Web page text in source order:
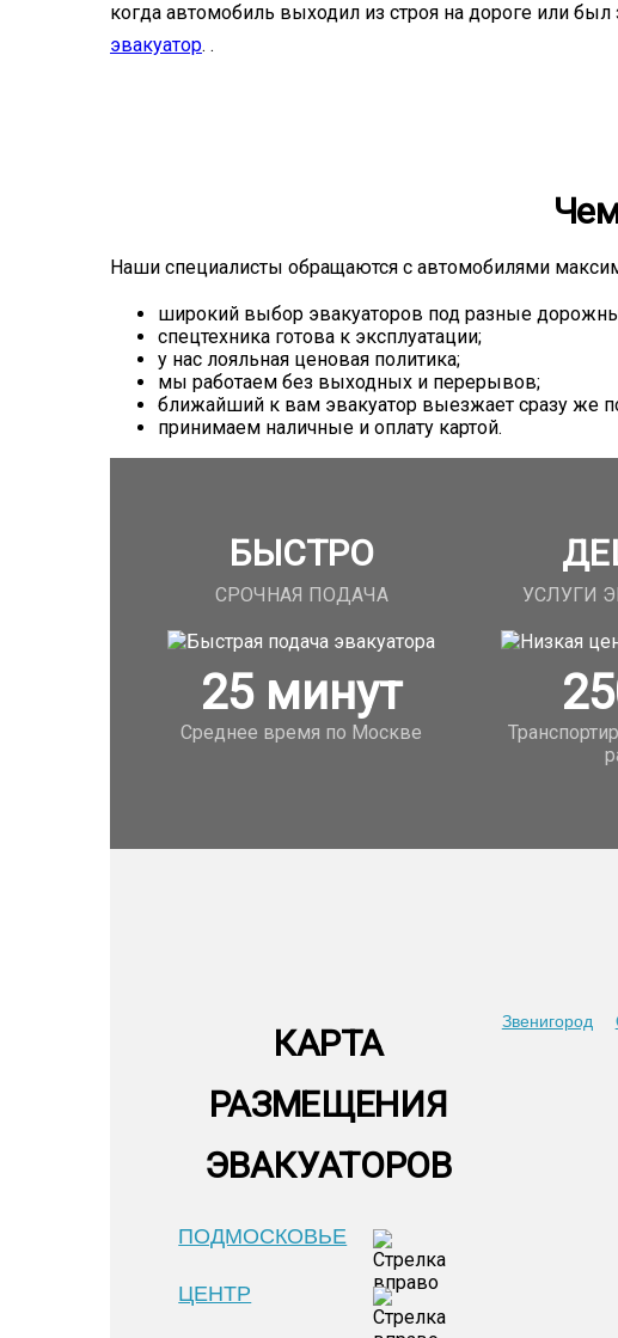
когда автомобиль выходил из строя на дороге или
эвакуатор. .
Наши специалисты обращаются с автомобилями
широкий выбор эвакуаторов под разные
спецтехника готова к эксплуатации;
у нас лояльная ценовая политика;
мы работаем без выходных и перерывов;
ближайший к вам эвакуатор выезжает сразу же
принимаем наличные и оплату картой.
БЫСТРО
СРОЧНАЯ ПОДАЧА
25минут
Среднее время по Москве
УСЛУГИ
КАРТА
РАЗМЕЩЕНИЯ
ЭВАКУАТОРОВ
ПОДМОСКОВЬЕ
ЦЕНТР
Звенигород